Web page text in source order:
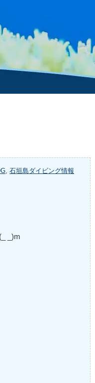
, 石垣島ダイビング情報
_)m